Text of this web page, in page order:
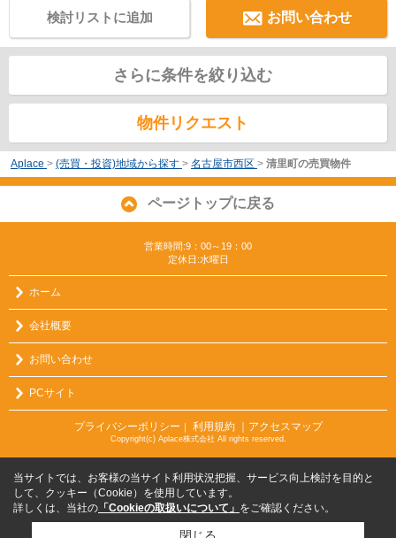
お問い合わせ
検討リストに追加
さらに条件を絞り込む
物件リクエスト
Aplace > (売買・投資)地域から探す > 名古屋市西区 > 清里町の売買物件
ページトップに戻る
営業時間:9：00～19：00
定休日:水曜日
ホーム
会社概要
お問い合わせ
PCサイト
プライバシーポリシー ｜ 利用規約 ｜アクセスマップ
Copyright(c) Aplace株式会社 All rights reserved.
当サイトでは、お客様の当サイト利用状況把握、サービス向上検討を目的と
して、クッキー（Cookie）を使用しています。
詳しくは、当社の 「Cookieの取扱いについて」 をご確認ください。